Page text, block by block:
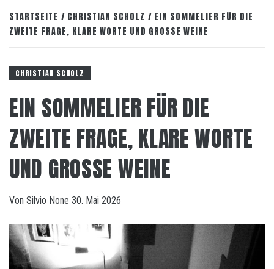
STARTSEITE CHRISTIAN SCHOLZ
EIN SOMMELIER FÜR DIE
ZWEITE FRAGE, KLARE WORTE UND GROSSE WEINE
CHRISTIAN SCHOLZ
EIN SOMMELIER FÜR DIE
ZWEITE FRAGE, KLARE WORTE
UND GROSSE WEINE
Von Silvio None 30. Mai 2026